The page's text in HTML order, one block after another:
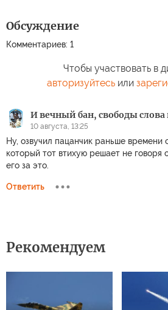
Обсуждение
Комментариев: 1
Чтобы участвовать в
авторизуйтесьили
И вечный бан, свободы слова
10 августа, 13:25
Ну, озвучил пацанчик раньше времени
который тот втихую решает не говоря
его за это.
Ответить
Рекомендуем